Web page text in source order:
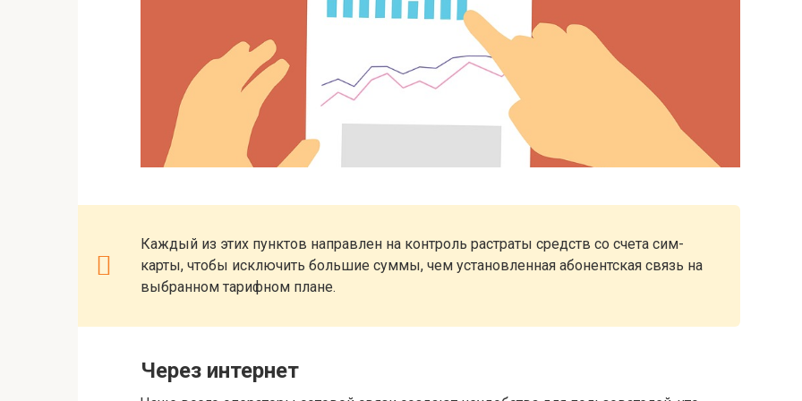
Каждый из этих пунктов направлен на контроль растраты средств со счета сим-
карты, чтобы исключить большие суммы, чем установленная абонентская связь на
выбранном тарифном плане.
Через интернет